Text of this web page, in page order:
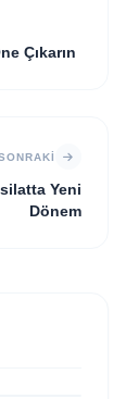
Çıkarın
Yeni
Dönem